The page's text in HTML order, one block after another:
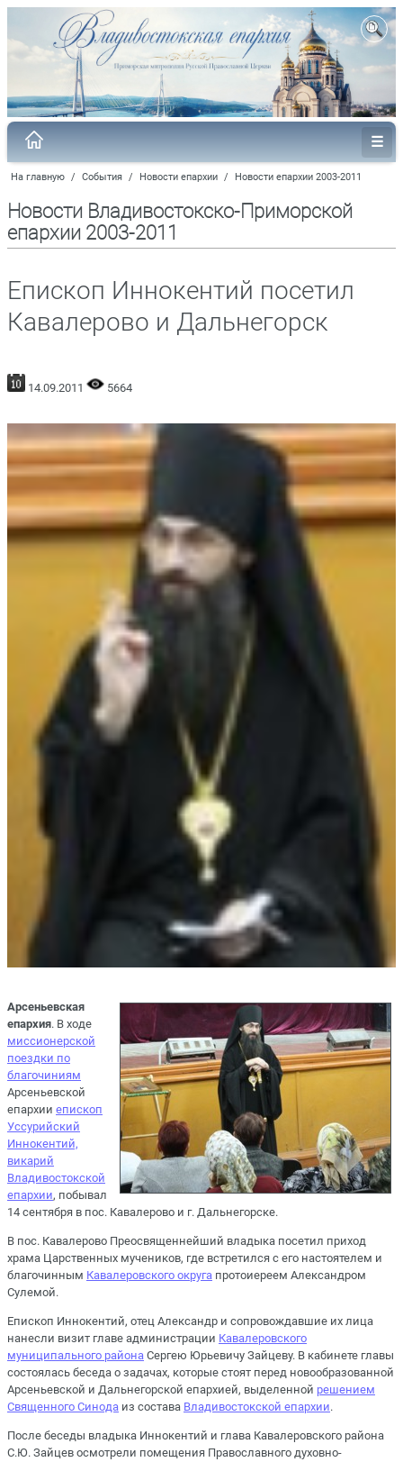
На главную / События / Новости епархии / Новости епархии 2003-2011
Новости Владивостокско-Приморской
епархии 2003-2011
Епископ Иннокентий посетил
Кавалерово и Дальнегорск
14.09.2011 5664
Арсеньевская
епархия. В ходе
миссионерской
поездки по
благочиниям
Арсеньевской
епархии епископ
Уссурийский
Иннокентий,
викарий
Владивостокской
епархии, побывал
14 сентября в пос. Кавалерово и г. Дальнегорске.
В пос. Кавалерово Преосвященнейший владыка посетил приход
храма Царственных мучеников, где встретился с его настоятелем и
благочинным Кавалеровского округа протоиереем Александром
Сулемой.
Епископ Иннокентий, отец Александр и сопровождавшие их лица
нанесли визит главе администрации Кавалеровского
муниципального района Сергею Юрьевичу Зайцеву. В кабинете главы
состоялась беседа о задачах, которые стоят перед новообразованной
Арсеньевской и Дальнегорской епархией, выделенной решением
Священного Синода из состава Владивостокской епархии.
После беседы владыка Иннокентий и глава Кавалеровского района
С.Ю. Зайцев осмотрели помещения Православного духовно-